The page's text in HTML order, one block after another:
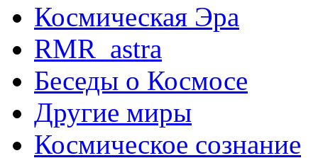
Космическая Эра
RMR_astra
Беседы о Космосе
Другие миры
Космическое сознание